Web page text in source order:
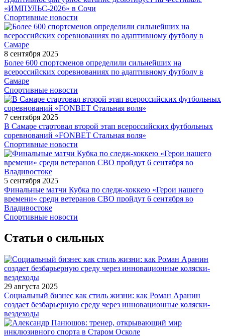
«ИМПУЛЬС-2026» в Сочи
Спортивные новости
8 сентября 2025
Более 600 спортсменов определили сильнейших на
всероссийских соревнованиях по адаптивному футболу в
Самаре
Спортивные новости
7 сентября 2025
В Самаре стартовал второй этап всероссийских футбольных
соревнований «FONBET Стальная воля»
Спортивные новости
5 сентября 2025
Финальные матчи Кубка по следж-хоккею «Герои нашего
времени» среди ветеранов СВО пройдут 6 сентября во
Владивостоке
Спортивные новости
Статьи о сильных
29 августа 2025
Социальный бизнес как стиль жизни: как Роман Аранин
создает безбарьерную среду через инновационные коляски-
вездеходы